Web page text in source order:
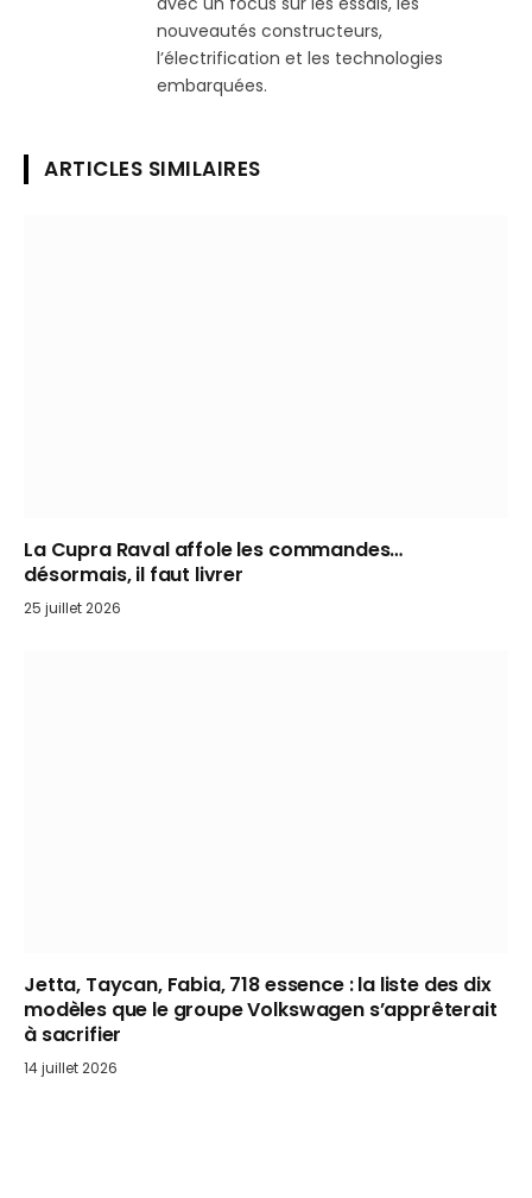
nouveautés constructeurs,
l’électrification et les technologies
embarquées.
ARTICLES SIMILAIRES
La Cupra Raval affole les commandes…
désormais, il faut livrer
25 juillet 2026
Jetta, Taycan, Fabia, 718 essence : la liste des dix
modèles que le groupe Volkswagen s’apprêterait
à sacrifier
14 juillet 2026